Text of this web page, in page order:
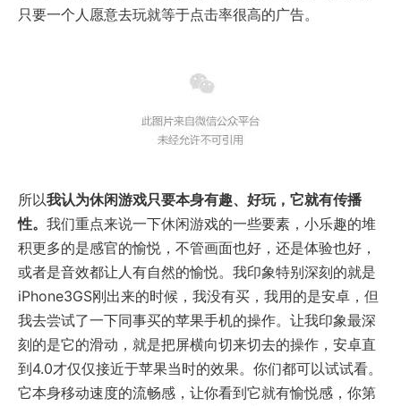
只要一个人愿意去玩就等于点击率很高的广告。
所以我认为休闲游戏只要本身有趣、好玩，它就有传播
性。 我们重点来说一下休闲游戏的一些要素，小乐趣的堆
积更多的是感官的愉悦，不管画面也好，还是体验也好，
或者是音效都让人有自然的愉悦。我印象特别深刻的就是
iPhone3GS刚出来的时候，我没有买，我用的是安卓，但
我去尝试了一下同事买的苹果手机的操作。让我印象最深
刻的是它的滑动，就是把屏横向切来切去的操作，安卓直
到4.0才仅仅接近于苹果当时的效果。你们都可以试试看。
它本身移动速度的流畅感，让你看到它就有愉悦感，你第